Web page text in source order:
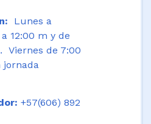
Lunes a
12:00 m y de
Viernes de 7:00
jornada
+57(606) 892